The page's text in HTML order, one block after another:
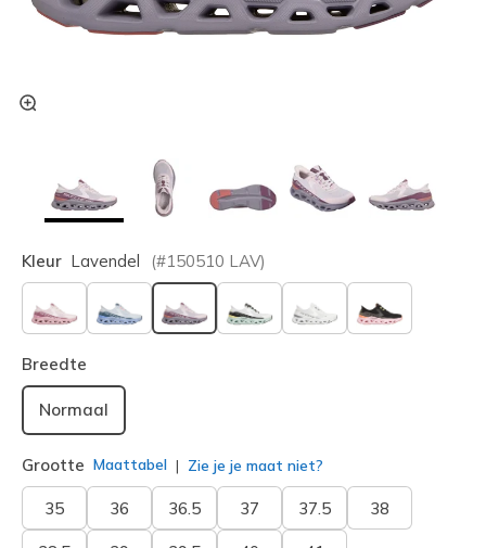
Kleur Lavendel (#150510 LAV)
geselecteerd
Breedte
Normaal
Grootte Maattabel Zie je je maat niet?
35 36 36.5 37 37.5 38